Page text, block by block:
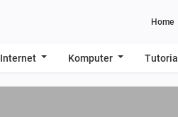
Home
Internet Komputer Tutorial